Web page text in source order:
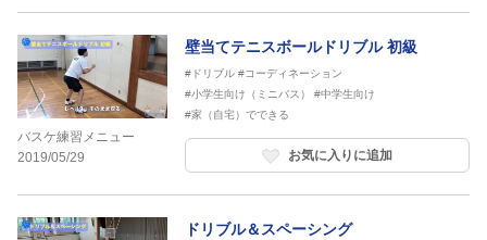
バスケ練習メニュー
2019/05/29
壁当てテニスボールドリブル 初級
#ドリブル #コーディネーション
#小学生向け（ミニバス）
#中学生向け
#家（自宅）でできる
お気に入りに追加
ドリブル＆スペーシング